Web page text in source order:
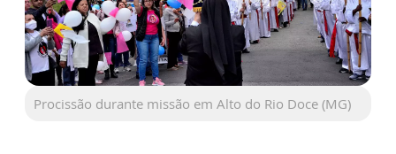
Procissão durante missão em Alto do Rio Doce (MG)